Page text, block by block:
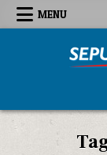
Skip to content
MENU